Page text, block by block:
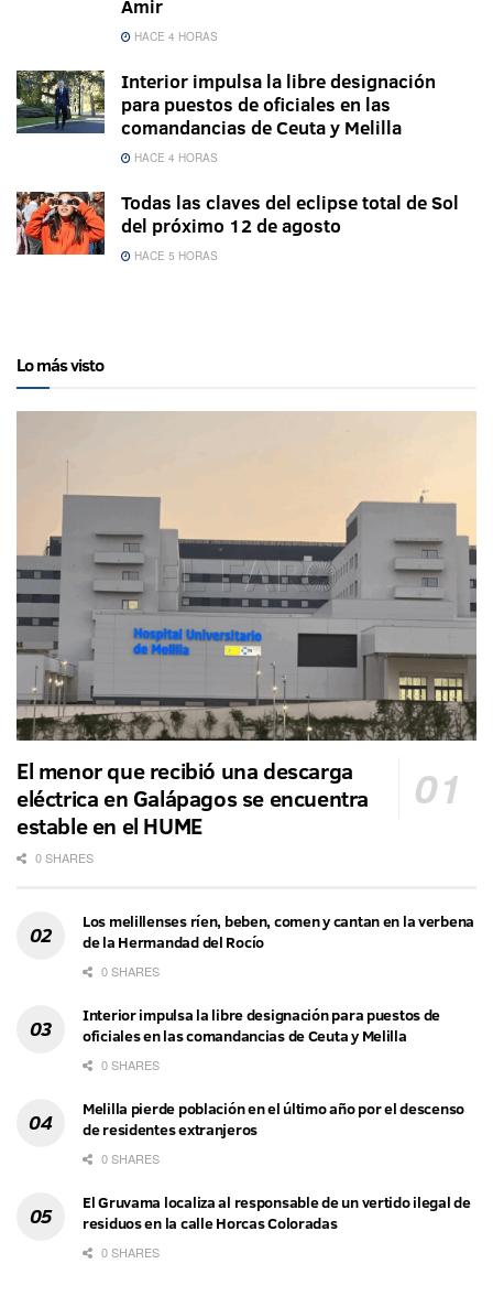
Amir
HACE 4 HORAS
Interior impulsa la libre designación
para puestos de oficiales en las
comandancias de Ceuta y Melilla
HACE 4 HORAS
Todas las claves del eclipse total de Sol
del próximo 12 de agosto
HACE 5 HORAS
Lo más visto
El menor que recibió una descarga
eléctrica en Galápagos se encuentra
estable en el HUME
0 SHARES
Los melillenses ríen, beben, comen y cantan en la verbena
de la Hermandad del Rocío
0 SHARES
Interior impulsa la libre designación para puestos de
oficiales en las comandancias de Ceuta y Melilla
0 SHARES
Melilla pierde población en el último año por el descenso
de residentes extranjeros
0 SHARES
El Gruvama localiza al responsable de un vertido ilegal de
residuos en la calle Horcas Coloradas
0 SHARES